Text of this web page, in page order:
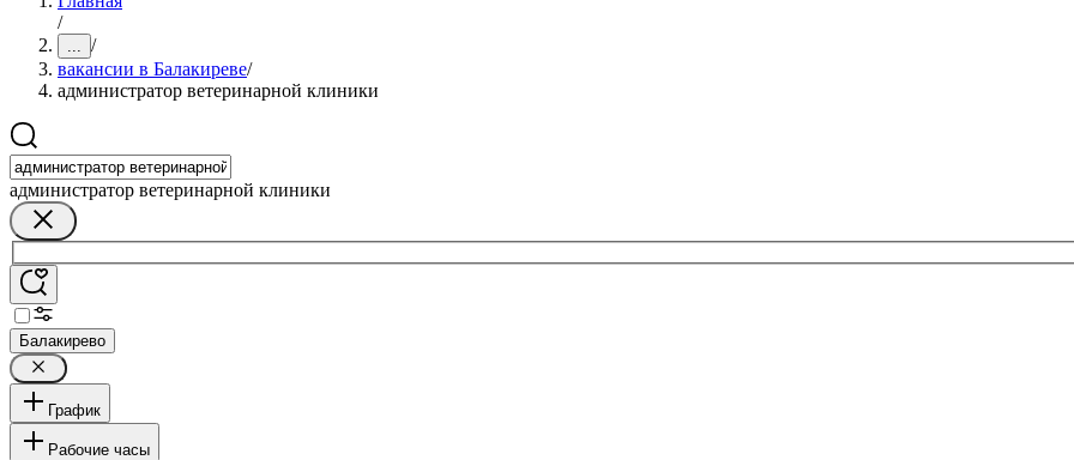
/
... /
вакансии в Балакиреве/
администратор ветеринарной клиники
администратор ветеринарной клиники
Балакирево
График
Рабочие часы